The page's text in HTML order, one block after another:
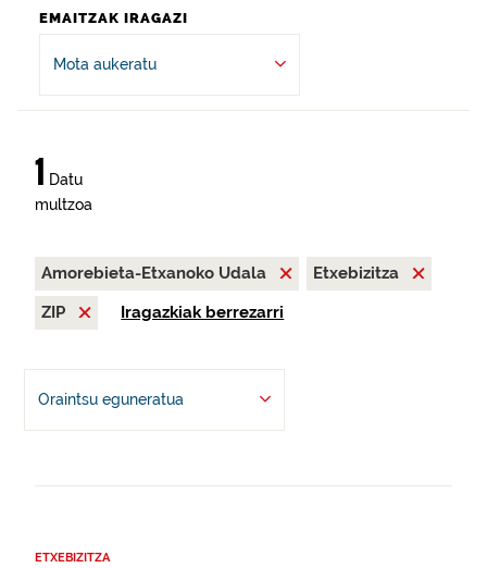
EMAITZAK IRAGAZI
Mota aukeratu
1 Datu
multzoa
Amorebieta-Etxanoko Udala
Etxebizitza
ZIP
Iragazkiak berrezarri
Oraintsu eguneratua
ETXEBIZITZA